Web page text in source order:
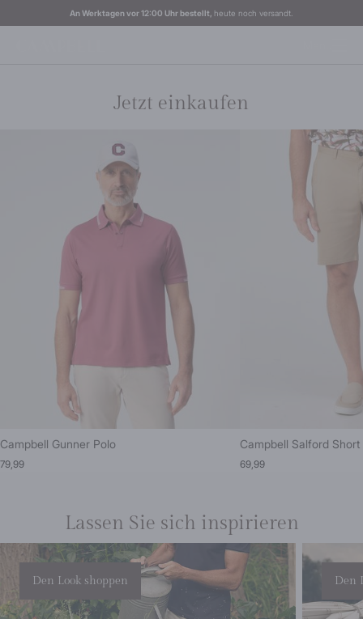
An Werktagen vor 12:00 Uhr bestellt, heute noch versandt.
Jetzt einkaufen
Campbell Gunner Polo
79,99
Campbell Salford Short
69,99
Lassen Sie sich inspirieren
Den Look shoppen Den